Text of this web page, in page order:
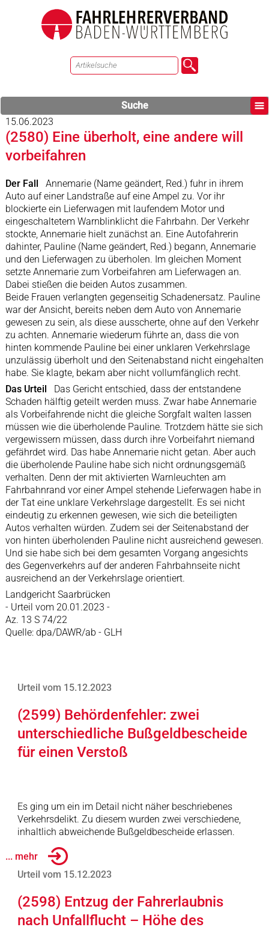
Suche
15.06.2023
(2580) Eine überholt, eine andere will
vorbeifahren
Der Fall
Annemarie (Name geändert, Red.) fuhr in ihrem
Auto auf einer Landstraße auf eine Ampel zu. Vor ihr
blockierte ein Lieferwagen mit laufendem Motor und
eingeschaltetem Warnblinklicht die Fahrbahn. Der Verkehr
stockte, Annemarie hielt zunächst an. Eine Autofahrerin
dahinter, Pauline (Name geändert, Red.) begann, Annemarie
und den Lieferwagen zu überholen. Im gleichen Moment
setzte Annemarie zum Vorbeifahren am Lieferwagen an.
Dabei stießen die beiden Autos zusammen.
Beide Frauen verlangten gegenseitig Schadenersatz. Pauline
war der Ansicht, bereits neben dem Auto von Annemarie
gewesen zu sein, als diese ausscherte, ohne auf den Verkehr
zu achten. Annemarie wiederum führte an, dass die von
hinten kommende Pauline bei einer unklaren Verkehrslage
unzulässig überholt und den Seitenabstand nicht eingehalten
habe. Sie klagte, bekam aber nicht vollumfänglich recht.
Das Urteil
Das Gericht entschied, dass der entstandene
Schaden hälftig geteilt werden muss. Zwar habe Annemarie
als Vorbeifahrende nicht die gleiche Sorgfalt walten lassen
müssen wie die überholende Pauline. Trotzdem hätte sie sich
vergewissern müssen, dass durch ihre Vorbeifahrt niemand
gefährdet wird. Das habe Annemarie nicht getan. Aber auch
die überholende Pauline habe sich nicht ordnungsgemäß
verhalten. Denn der mit aktivierten Warnleuchten am
Fahrbahnrand vor einer Ampel stehende Lieferwagen habe in
der Tat eine unklare Verkehrslage dargestellt. Es sei nicht
eindeutig zu erkennen gewesen, wie sich die beteiligten
Autos verhalten würden. Zudem sei der Seitenabstand der
von hinten überholenden Pauline nicht ausreichend gewesen.
Und sie habe sich bei dem gesamten Vorgang angesichts
des Gegenverkehrs auf der anderen Fahrbahnseite nicht
ausreichend an der Verkehrslage orientiert.
Landgericht Saarbrücken
- Urteil vom 20.01.2023 -
Az. 13 S 74/22
Quelle: dpa/DAWR/ab - GLH
Urteil vom 15.12.2023
(2599) Behördenfehler: zwei
unterschiedliche Bußgeldbescheide
für einen Verstoß
Es ging um ein im Detail nicht näher beschriebenes
Verkehrsdelikt. Zu diesem wurden zwei verschiedene,
inhaltlich abweichende Bußgeldbescheide erlassen.
... mehr
Urteil vom 15.12.2023
(2598) Entzug der Fahrerlaubnis
nach Unfallflucht – Höhe des